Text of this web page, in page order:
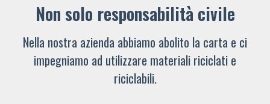
Non solo responsabilità civile
Nella nostra azienda abbiamo abolito la carta e ci
impegniamo ad utilizzare materiali riciclati e
riciclabili.